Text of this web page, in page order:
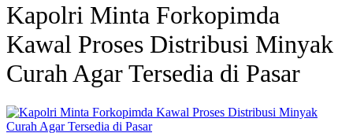
Kapolri Minta Forkopimda
Kawal Proses Distribusi Minyak
Curah Agar Tersedia di Pasar